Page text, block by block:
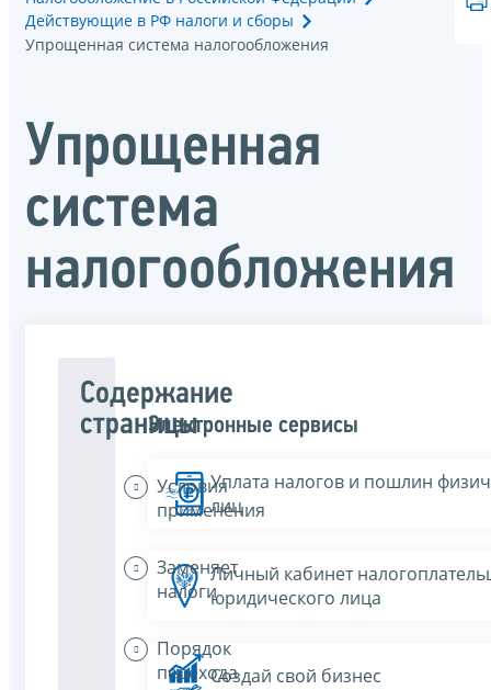
Действующие в РФ налоги и сборы
Упрощенная система налогообложения
Упрощенная
система
налогообложения
Содержание
страницы
Условия
применения
Заменяет
налоги
Порядок
перехода
Электронные сервисы
Уплата налогов и пошлин
лиц
Личный кабинет
юридического лица
Создай свой бизнес